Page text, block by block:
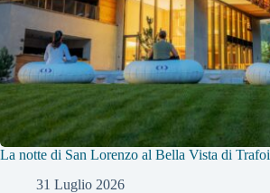
La notte di San Lorenzo al Bella Vista di Trafoi
31 Luglio 2026